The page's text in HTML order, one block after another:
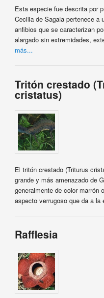
Esta especie fue descrita por
Cecilia de Sagala pertenece a
anfibios que se caracterizan
alargado sin extremidades,
más...
Tritón crestado
cristatus)
El tritón crestado (Triturus
grande y más amenazado de
generalmente de color marrón
aspecto verrugoso que da a la
Rafflesia